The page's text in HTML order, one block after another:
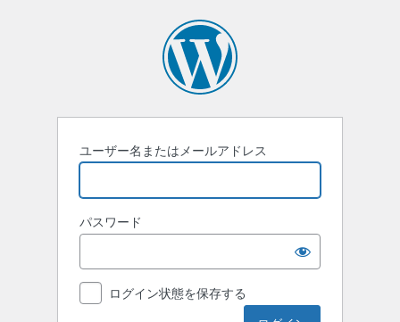
ユーザー名またはメールアドレス
パスワード
ログイン状態を保存する